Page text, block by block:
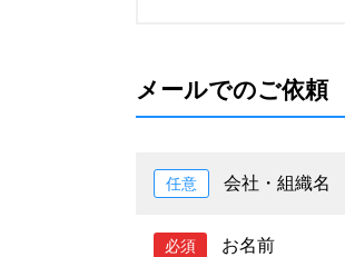
メールでのご依頼
任意 会社・組織名
必須 お名前